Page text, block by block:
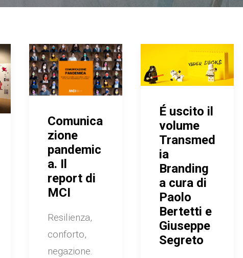
Comunica
zione
pandemic
a. Il
report di
MCI
Resilienza,
conforto,
negazione.
É uscito il
volume
Transmed
ia
Branding
a cura di
Paolo
Bertetti e
Giuseppe
Segreto